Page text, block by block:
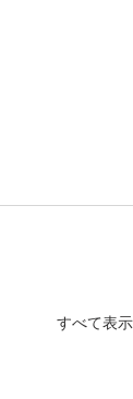
すべて表示